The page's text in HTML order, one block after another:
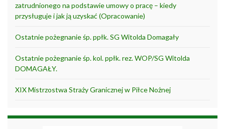
zatrudnionego na podstawie umowy o pracę – kiedy
przysługuje i jak ją uzyskać (Opracowanie)
Ostatnie pożegnanie śp. ppłk. SG Witolda Domagały
Ostatnie pożegnanie śp. kol. ppłk. rez. WOP/SG Witolda
DOMAGAŁY.
XIX Mistrzostwa Straży Granicznej w Piłce Nożnej